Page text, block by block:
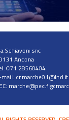
Schiavoni snc
Ancona
071 28560404
mail: cr.marche01@lnd.it